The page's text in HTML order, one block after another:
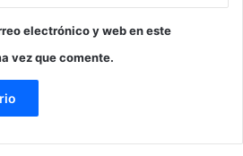
electrónico y web en este
vez que comente.